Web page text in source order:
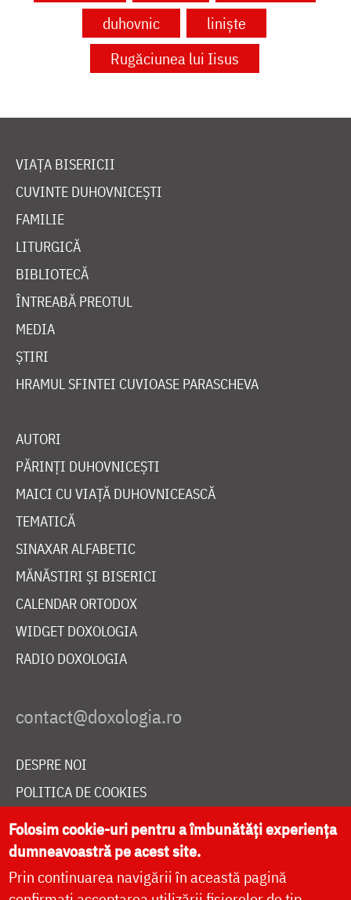
duhovnic
liniște
Rugăciunea lui Iisus
VIAȚA BISERICII
CUVINTE DUHOVNICEȘTI
FAMILIE
LITURGICĂ
BIBLIOTECĂ
ÎNTREABĂ PREOTUL
MEDIA
ȘTIRI
HRAMUL SFINTEI CUVIOASE PARASCHEVA
AUTORI
PĂRINȚI DUHOVNICEȘTI
MAICI CU VIAȚĂ DUHOVNICEASCĂ
TEMATICĂ
SINAXAR ALFABETIC
MĂNĂSTIRI ȘI BISERICI
CALENDAR ORTODOX
WIDGET DOXOLOGIA
RADIO DOXOLOGIA
DESPRE NOI
POLITICA DE COOKIES
DONEAZĂ ONLINE PENTRU CATEDRALA NAȚIONALĂ
LIVE
Folosim cookie-uri pentru a îmbunătăți experiența
dumneavoastră pe acest site.
Prin continuarea navigării în această pagină